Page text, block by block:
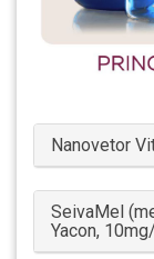
Nanovetor
SeivaMel
Yacon,